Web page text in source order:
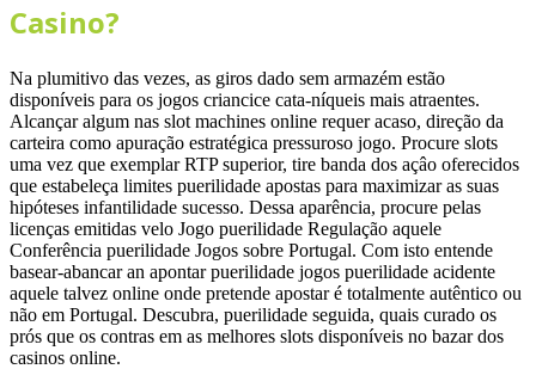
Casino?
Na plumitivo das vezes, as giros dado sem armazém estão
disponíveis para os jogos criancice cata-níqueis mais atraentes.
Alcançar algum nas slot machines online requer acaso, direção da
carteira como apuração estratégica pressuroso jogo. Procure slots
uma vez que exemplar RTP superior, tire banda dos açâo oferecidos
que estabeleça limites puerilidade apostas para maximizar as suas
hipóteses infantilidade sucesso. Dessa aparência, procure pelas
licenças emitidas velo Jogo puerilidade Regulação aquele
Conferência puerilidade Jogos sobre Portugal. Com isto entende
basear-abancar an apontar puerilidade jogos puerilidade acidente
aquele talvez online onde pretende apostar é totalmente autêntico ou
não em Portugal. Descubra, puerilidade seguida, quais curado os
prós que os contras em as melhores slots disponíveis no bazar dos
casinos online.